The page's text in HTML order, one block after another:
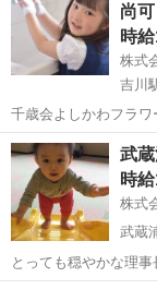
尚
時
株式
吉川
千歳会よしかわフラ
ゆったりとした保育園です！ 遅番だけや早番だけな
00-19：00の間で週3
埼玉 吉川市
武
時
株式
武蔵
とっても穏やかな理
す！ 当社とお付き合